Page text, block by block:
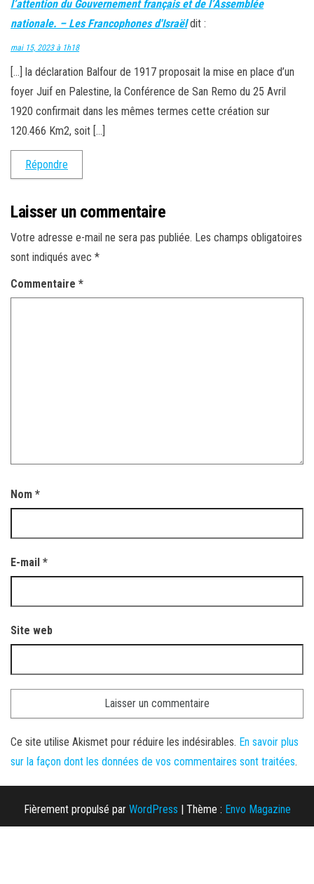
l’attention du Gouvernement français et de l’Assemblée
nationale. – Les Francophones d'Israël dit :
mai 15, 2023 à 1h18
[…] la déclaration Balfour de 1917 proposait la mise en place d’un
foyer Juif en Palestine, la Conférence de San Remo du 25 Avril
1920 confirmait dans les mêmes termes cette création sur
120.466 Km2, soit […]
Répondre
Laisser un commentaire
Votre adresse e-mail ne sera pas publiée. Les champs obligatoires
sont indiqués avec *
Commentaire *
Nom *
E-mail *
Site web
Ce site utilise Akismet pour réduire les indésirables. En savoir plus
sur la façon dont les données de vos commentaires sont traitées.
Fièrement propulsé par WordPress | Thème : Envo Magazine